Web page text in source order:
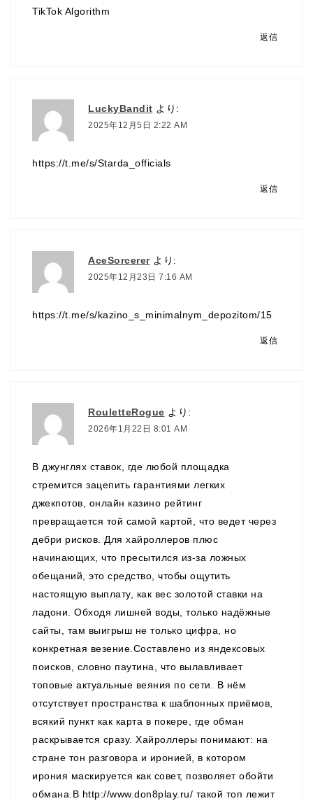
TikTok Algorithm
返信
LuckyBandit より:
2025年12月5日 2:22 AM
https://t.me/s/Starda_officials
返信
AceSorcerer より:
2025年12月23日 7:16 AM
https://t.me/s/kazino_s_minimalnym_depozitom/15
返信
RouletteRogue より:
2026年1月22日 8:01 AM
В джунглях ставок, где любой площадка
стремится зацепить гарантиями легких
джекпотов, онлайн казино рейтинг
превращается той самой картой, что ведет через
дебри рисков. Для хайроллеров плюс
начинающих, что пресытился из-за ложных
обещаний, это средство, чтобы ощутить
настоящую выплату, как вес золотой ставки на
ладони. Обходя лишней воды, только надёжные
сайты, там выигрыш не только цифра, но
конкретная везение.Составлено из яндексовых
поисков, словно паутина, что вылавливает
топовые актуальные веяния по сети. В нём
отсутствует пространства к шаблонных приёмов,
всякий пункт как карта в покере, где обман
раскрывается сразу. Хайроллеры понимают: на
стране тон разговора и иронией, в котором
ирония маскируется как совет, позволяет обойти
обмана.В http://www.don8play.ru/ такой топ лежит